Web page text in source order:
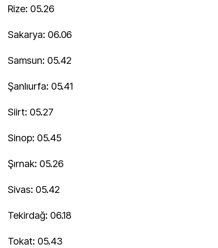
Rize: 05.26
Sakarya: 06.06
Samsun: 05.42
Şanlıurfa: 05.41
Siirt: 05.27
Sinop: 05.45
Şırnak: 05.26
Sivas: 05.42
Tekirdağ: 06.18
Tokat: 05.43